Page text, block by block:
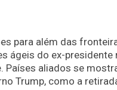
para além das
ágeis do ex-presidente
aliados se
Trump, como a